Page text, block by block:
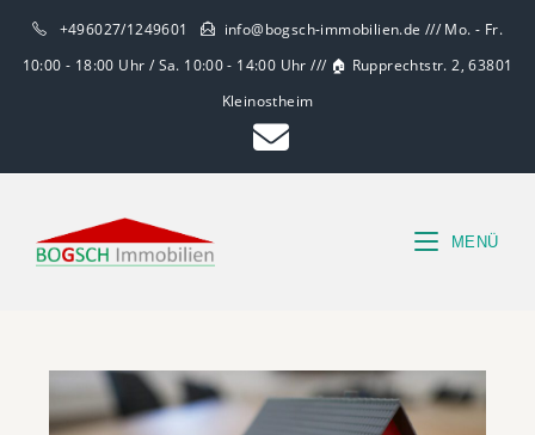
+496027/1249601
info@bogsch-immobilien.de /// Mo. - Fr.
10:00 - 18:00 Uhr / Sa. 10:00 - 14:00 Uhr /// 🏠 Rupprechtstr. 2, 63801
Kleinostheim
MENÜ